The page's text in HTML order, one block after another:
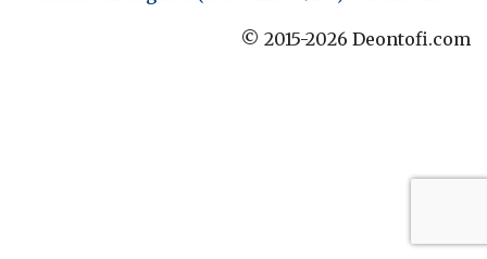
© 2015-2026 Deontofi.com